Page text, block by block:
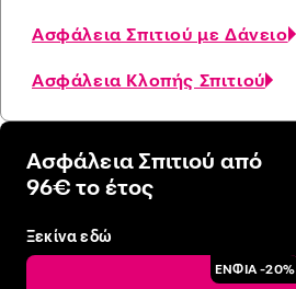
Ασφάλεια Σπιτιού με Δάνειο
Ασφάλεια Κλοπής Σπιτιού
Ασφάλεια Σπιτιού από
96€ το έτος
Ξεκίνα εδώ
ΕΝΦΙΑ -20%